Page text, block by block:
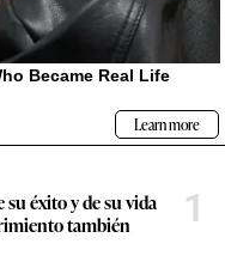
éxito y de su vida
también
1